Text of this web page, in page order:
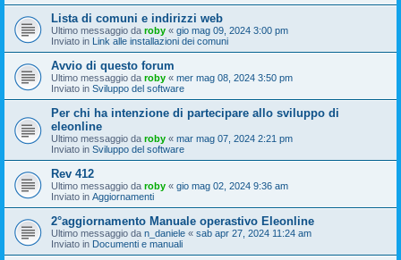
Lista di comuni e indirizzi web
Ultimo messaggio da roby « gio mag 09, 2024 3:00 pm
Inviato in Link alle installazioni dei comuni
Avvio di questo forum
Ultimo messaggio da roby « mer mag 08, 2024 3:50 pm
Inviato in Sviluppo del software
Per chi ha intenzione di partecipare allo sviluppo di
eleonline
Ultimo messaggio da roby « mar mag 07, 2024 2:21 pm
Inviato in Sviluppo del software
Rev 412
Ultimo messaggio da roby « gio mag 02, 2024 9:36 am
Inviato in Aggiornamenti
2°aggiornamento Manuale operastivo Eleonline
Ultimo messaggio da n_daniele « sab apr 27, 2024 11:24 am
Inviato in Documenti e manuali